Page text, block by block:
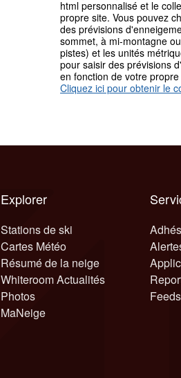
html personnalisé et le
propre site. Vous pouvez
des prévisions
sommet, à mi-montagne
pistes) et les unités
pour saisir des prévisions
en fonction de votre
Cliquez ici pour obtenir le
Explorer
Stations de ski
Cartes Météo
Résumé de la neige
Whiteroom Actualités
Photos
MaNeige